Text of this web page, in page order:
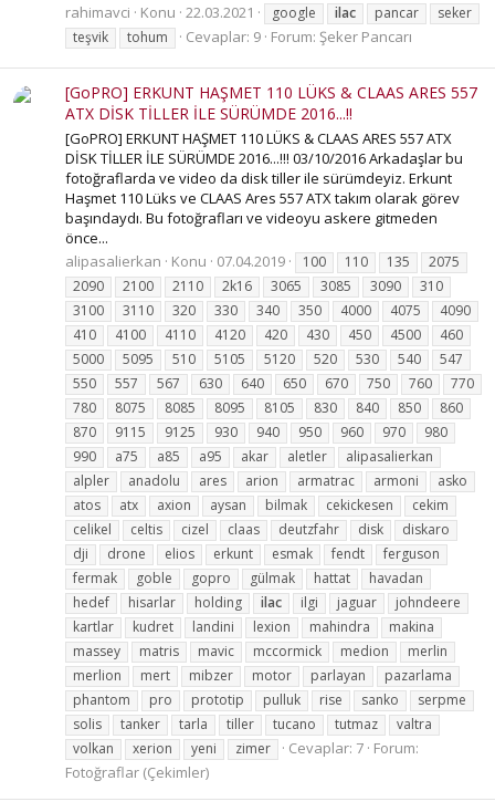
rahimavci
Konu 22.03.2021 google ilac pancar
seker
teşvik
tohum Cevaplar: 9 Forum: Şeker Pancarı
[GoPRO] ERKUNT HAŞMET 110 LÜKS & CLAAS ARES 557
ATX DİSK TİLLER İLE SÜRÜMDE 2016...!!
[GoPRO] ERKUNT HAŞMET 110 LÜKS & CLAAS ARES 557 ATX
DİSK TİLLER İLE SÜRÜMDE 2016...!!! 03/10/2016 Arkadaşlar bu
fotoğraflarda ve video da disk tiller ile sürümdeyiz. Erkunt
Haşmet 110 Lüks ve CLAAS Ares 557 ATX takım olarak görev
başındaydı. Bu fotoğrafları ve videoyu askere gitmeden
önce...
alipasalierkan
Konu 07.04.2019 100 110 135
2075
2090
2100 2110 2k16 3065 3085 3090
310
3100
3110 320 330 340 350 4000 4075
4090
410
4100 4110 4120 420 430 450 4500
460
5000
5095 510 5105 5120 520 530 540
547
550
557 567 630 640 650 670 750 760
770
780
8075 8085 8095 8105 830 840 850
860
870
9115 9125 930 940 950 960 970
980
990
a75 a85 a95 akar aletler
alipasalierkan
alpler
anadolu ares arion armatrac armoni
asko
atos
atx axion aysan bilmak cekickesen
cekim
celikel
celtis cizel claas deutzfahr disk
diskaro
dji
drone elios erkunt esmak fendt
ferguson
fermak
goble gopro gülmak hattat
havadan
hedef
hisarlar holding ilac ilgi jaguar
johndeere
kartlar
kudret landini lexion mahindra
makina
massey
matris mavic mccormick medion
merlin
merlion
mert mibzer motor parlayan
pazarlama
phantom
pro prototip pulluk rise sanko
serpme
solis
tanker tarla tiller tucano tutmaz
valtra
volkan
xerion yeni zimer Cevaplar: 7 Forum:
Fotoğraflar (Çekimler)